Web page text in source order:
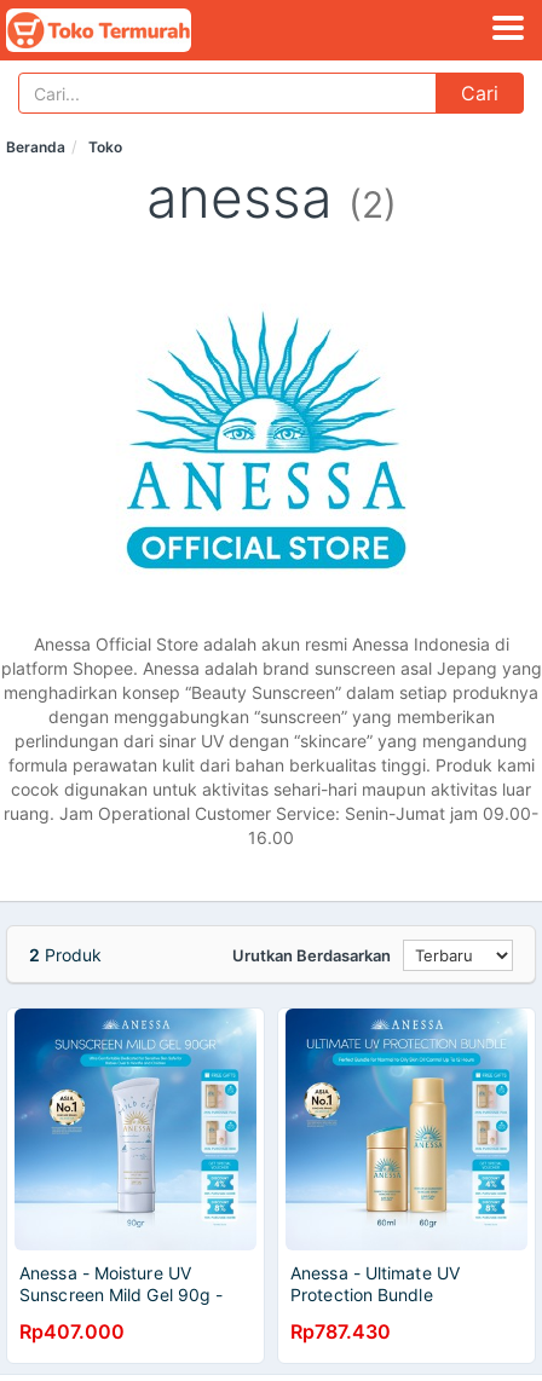
Cari
Beranda Toko
anessa (2)
Anessa Official Store adalah akun resmi Anessa Indonesia di
platform Shopee. Anessa adalah brand sunscreen asal Jepang yang
menghadirkan konsep “Beauty Sunscreen” dalam setiap produknya
dengan menggabungkan “sunscreen” yang memberikan
perlindungan dari sinar UV dengan “skincare” yang mengandung
formula perawatan kulit dari bahan berkualitas tinggi. Produk kami
cocok digunakan untuk aktivitas sehari-hari maupun aktivitas luar
ruang. Jam Operational Customer Service: Senin-Jumat jam 09.00-
16.00
2 Produk Urutkan Berdasarkan
Anessa - Moisture UV
Sunscreen Mild Gel 90g -
Kering SPF 35+ PA+++
Rp407.000
Anessa - Ultimate UV
Protection Bundle
Rp787.430